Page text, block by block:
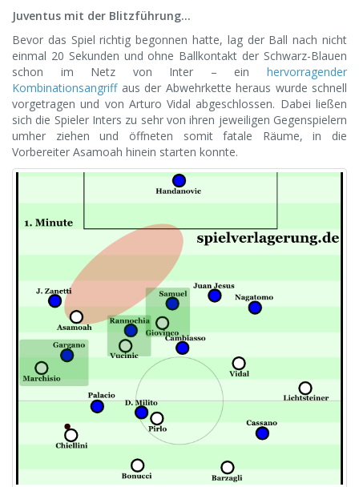
Juventus mit der Blitzführung…
Bevor das Spiel richtig begonnen hatte, lag der Ball nach nicht
einmal 20 Sekunden und ohne Ballkontakt der Schwarz-Blauen
schon im Netz von Inter – ein hervorragender
Kombinationsangriffaus der Abwehrkette heraus wurde schnell
vorgetragen und von Arturo Vidal abgeschlossen. Dabei ließen
sich die Spieler Inters zu sehr von ihren jeweiligen Gegenspielern
umher ziehen und öffneten somit fatale Räume, in die
Vorbereiter Asamoah hinein starten konnte.